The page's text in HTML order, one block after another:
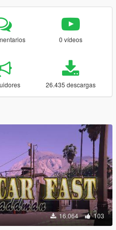
0 vídeos
26.435 descargas
16.064 103